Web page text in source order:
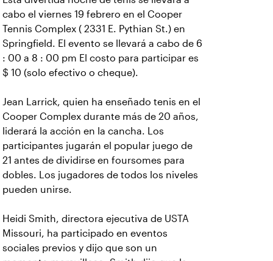
cabo el viernes 19 febrero en el Cooper
Tennis Complex ( 2331 E. Pythian St.) en
Springfield. El evento se llevará a cabo de 6
: 00 a 8 : 00 pm El costo para participar es
$ 10 (solo efectivo o cheque).
Jean Larrick, quien ha enseñado tenis en el
Cooper Complex durante más de 20 años,
liderará la acción en la cancha. Los
participantes jugarán el popular juego de
21 antes de dividirse en foursomes para
dobles. Los jugadores de todos los niveles
pueden unirse.
Heidi Smith, directora ejecutiva de USTA
Missouri, ha participado en eventos
sociales previos y dijo que son un